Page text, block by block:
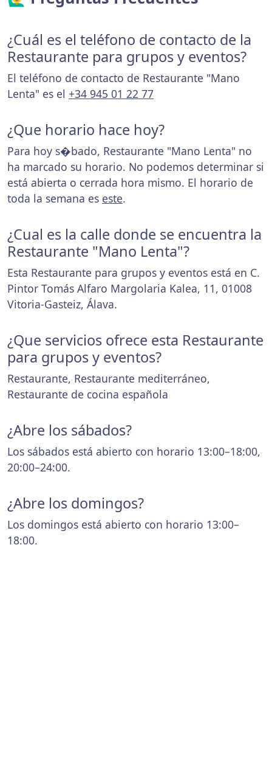
¿Cuál es el teléfono de contacto de la
Restaurante para grupos y eventos?
El teléfono de contacto de Restaurante "Mano
Lenta" es el +34 945 01 22 77
¿Que horario hace hoy?
Para hoy s�bado, Restaurante "Mano Lenta" no
ha marcado su horario. No podemos determinar si
está abierta o cerrada hora mismo. El horario de
toda la semana es este.
¿Cual es la calle donde se encuentra la
Restaurante "Mano Lenta"?
Esta Restaurante para grupos y eventos está en C.
Pintor Tomás Alfaro Margolaria Kalea, 11, 01008
Vitoria-Gasteiz, Álava.
¿Que servicios ofrece esta Restaurante
para grupos y eventos?
Restaurante, Restaurante mediterráneo,
Restaurante de cocina española
¿Abre los sábados?
Los sábados está abierto con horario 13:00–18:00,
20:00–24:00.
¿Abre los domingos?
Los domingos está abierto con horario 13:00–
18:00.